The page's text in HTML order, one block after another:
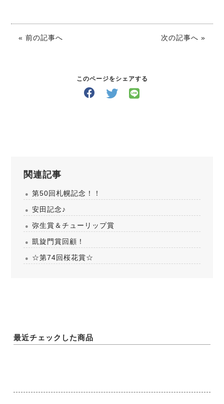
« 前の記事へ 次の記事へ »
このページをシェアする
関連記事
第50回札幌記念！！
安田記念♪
弥生賞＆チューリップ賞
凱旋門賞回顧！
☆第74回桜花賞☆
最近チェックした商品